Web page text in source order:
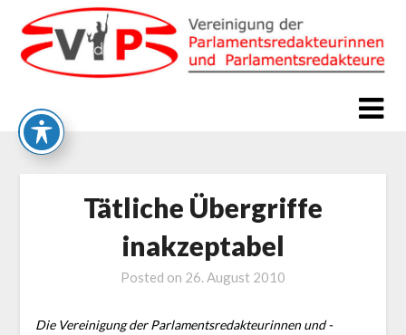
content
Tätliche Übergriffe
inakzeptabel
Posted on 26. August 2010
Die Vereinigung der Parlamentsredakteurinnen und -